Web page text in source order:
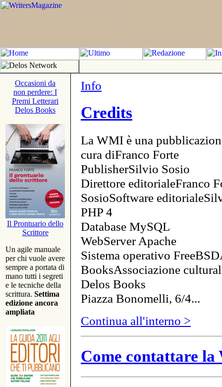
Occasioni da
non perdere: I
Premi Letterari
Delos Books
Il Prontuario dello
Scrittore
Un agile manuale
per chi vuole avere
sempre a portata di
mano tutti i segreti
e le tecniche della
scrittura. Settima
edizione ancora
ampliata
Info
Credits
La WMI è una
cura diFranco Forte
PublisherSilvio Sosio
Direttore editorialeFranco
SosioSoftware
PHP 4
Database MySQL
WebServer Apache
Sistema operativo
BooksAssociazione
Delos Books
Piazza Bonomelli, 6/4...
Continua all'interno >
Come contattare